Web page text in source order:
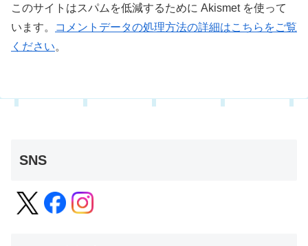
このサイトはスパムを低減するために Akismet を使って
います。
コメントデータの処理方法の詳細はこちらをご覧
ください。
SNS